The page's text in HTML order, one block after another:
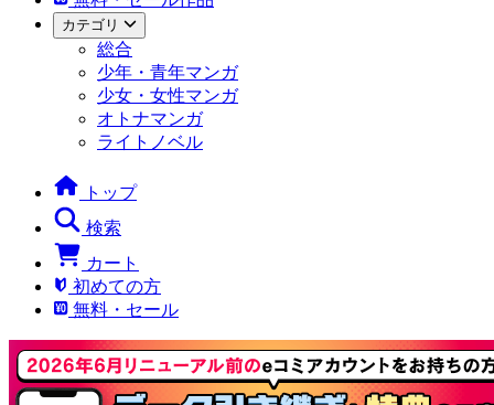
カテゴリ
総合
少年・青年マンガ
少女・女性マンガ
オトナマンガ
ライトノベル
トップ
検索
カート
初めての方
無料・セール